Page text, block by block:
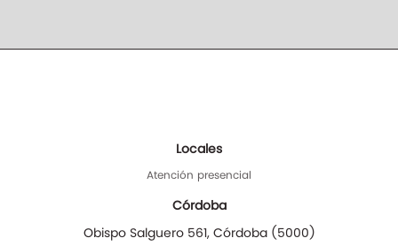
Locales
Atención presencial
Córdoba
Obispo Salguero 561, Córdoba(5000)